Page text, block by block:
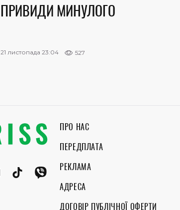
ПРИВИДИ МИНУЛОГО
21 листопада 23:04 527
ПРО НАС
ПЕРЕДПЛАТА
РЕКЛАМА
АДРЕСА
ДОГОВІР ПУБЛІЧНОЇ ОФЕРТИ